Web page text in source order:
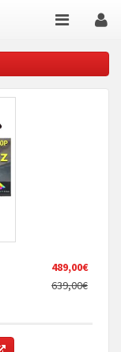
489,00€
639,00€